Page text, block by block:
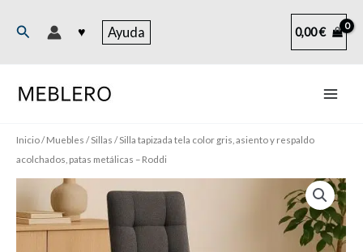
Buscar ♥ Ayuda 0,00€
Inicio/Muebles /Sillas / Silla tapizada tela color gris, asiento y respaldo
acolchados, patas metálicas – Roddi